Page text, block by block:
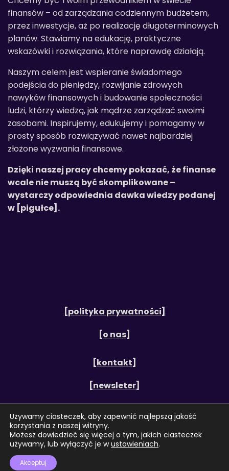
finansów – od zarządzania codziennym budżetem,
przez inwestycje, aż po realizację długoterminowych
planów. Stawiamy na edukację, praktyczne
wskazówki i rozwiązania, które naprawdę działają.
Naszym celem jest wspieranie świadomego
podejścia do pieniędzy, rozwijanie zdrowych
nawyków finansowych i budowanie społeczności
ludzi, którzy wiedzą, jak mądrze zarządzać swoimi
zasobami. Inspirujemy, edukujemy i pomagamy w
prosty sposób rozwiązywać nawet najbardziej
złożone wyzwania finansowe.
Dzięki naszej pracy chcemy pokazać, że finanse
wcale nie muszą być skomplikowane –
wystarczy odpowiednia dawka wiedzy podanej
w [pigułce].
[polityka prywatności]
[o nas]
[kontakt]
[newsleter]
[regulamin]
[cookies]
Używamy ciasteczek, aby zapewnić najlepszą jakość
korzystania z naszej witryny.
Możesz dowiedzieć się więcej o tym, jakich ciasteczek
używamy, lub wyłączyć je wustawieniach.
Akceptuj